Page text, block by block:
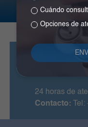
24 horas de
Clínica La
24 horas de
Contacto:
Cuándo
Opciones de